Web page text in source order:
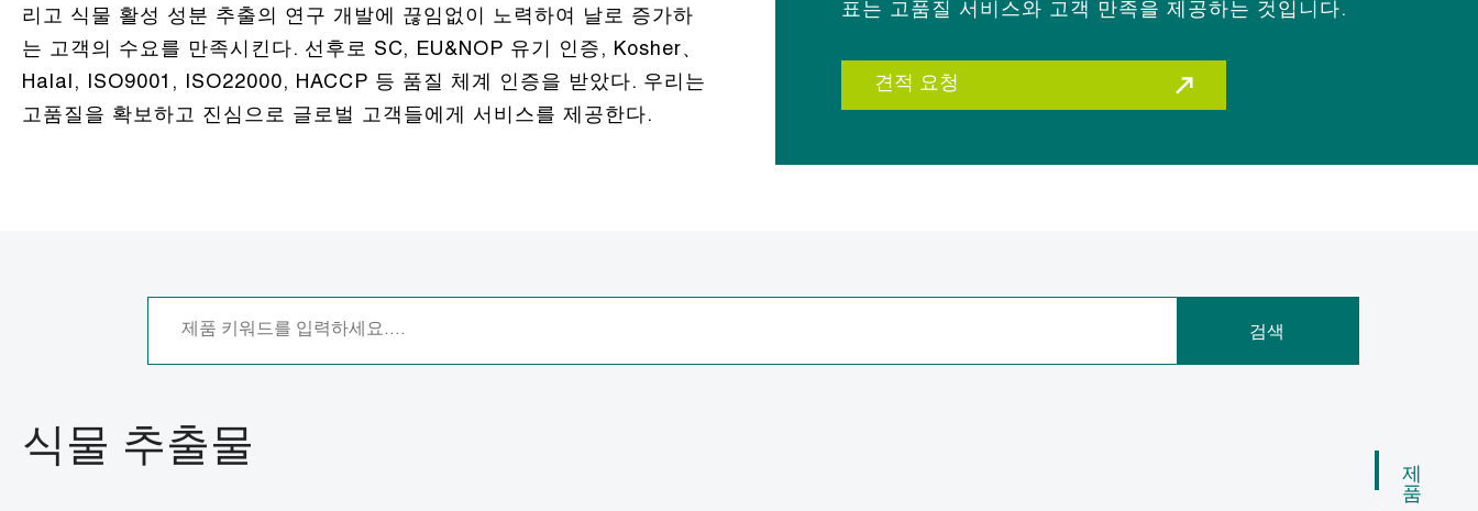
리고 식물 활성 성분 추출의 연구 개발에 끊임없이 노력하여 날로 증가하
는 고객의 수요를 만족시킨다. 선후로 SC, EU&NOP 유기 인증, Kosher、
Halal, ISO9001, ISO22000, HACCP 등 품질 체계 인증을 받았다. 우리는
고품질을 확보하고 진심으로 글로벌 고객들에게 서비스를 제공한다.
표는 고품질 서비스와 고객 만족을 제공하는 것입니다.
견적 요청
제품
검색
식물 추출물